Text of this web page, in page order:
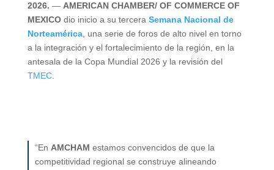
2026. — AMERICAN CHAMBER/ OF COMMERCE OF
MEXICO dio inicio a su tercera Semana Nacional de
Norteamérica, una serie de foros de alto nivel en torno
a la integración y el fortalecimiento de la región, en la
antesala de la Copa Mundial 2026 y la revisión del
TMEC.
“En AMCHAM estamos convencidos de que la
competitividad regional se construye alineando